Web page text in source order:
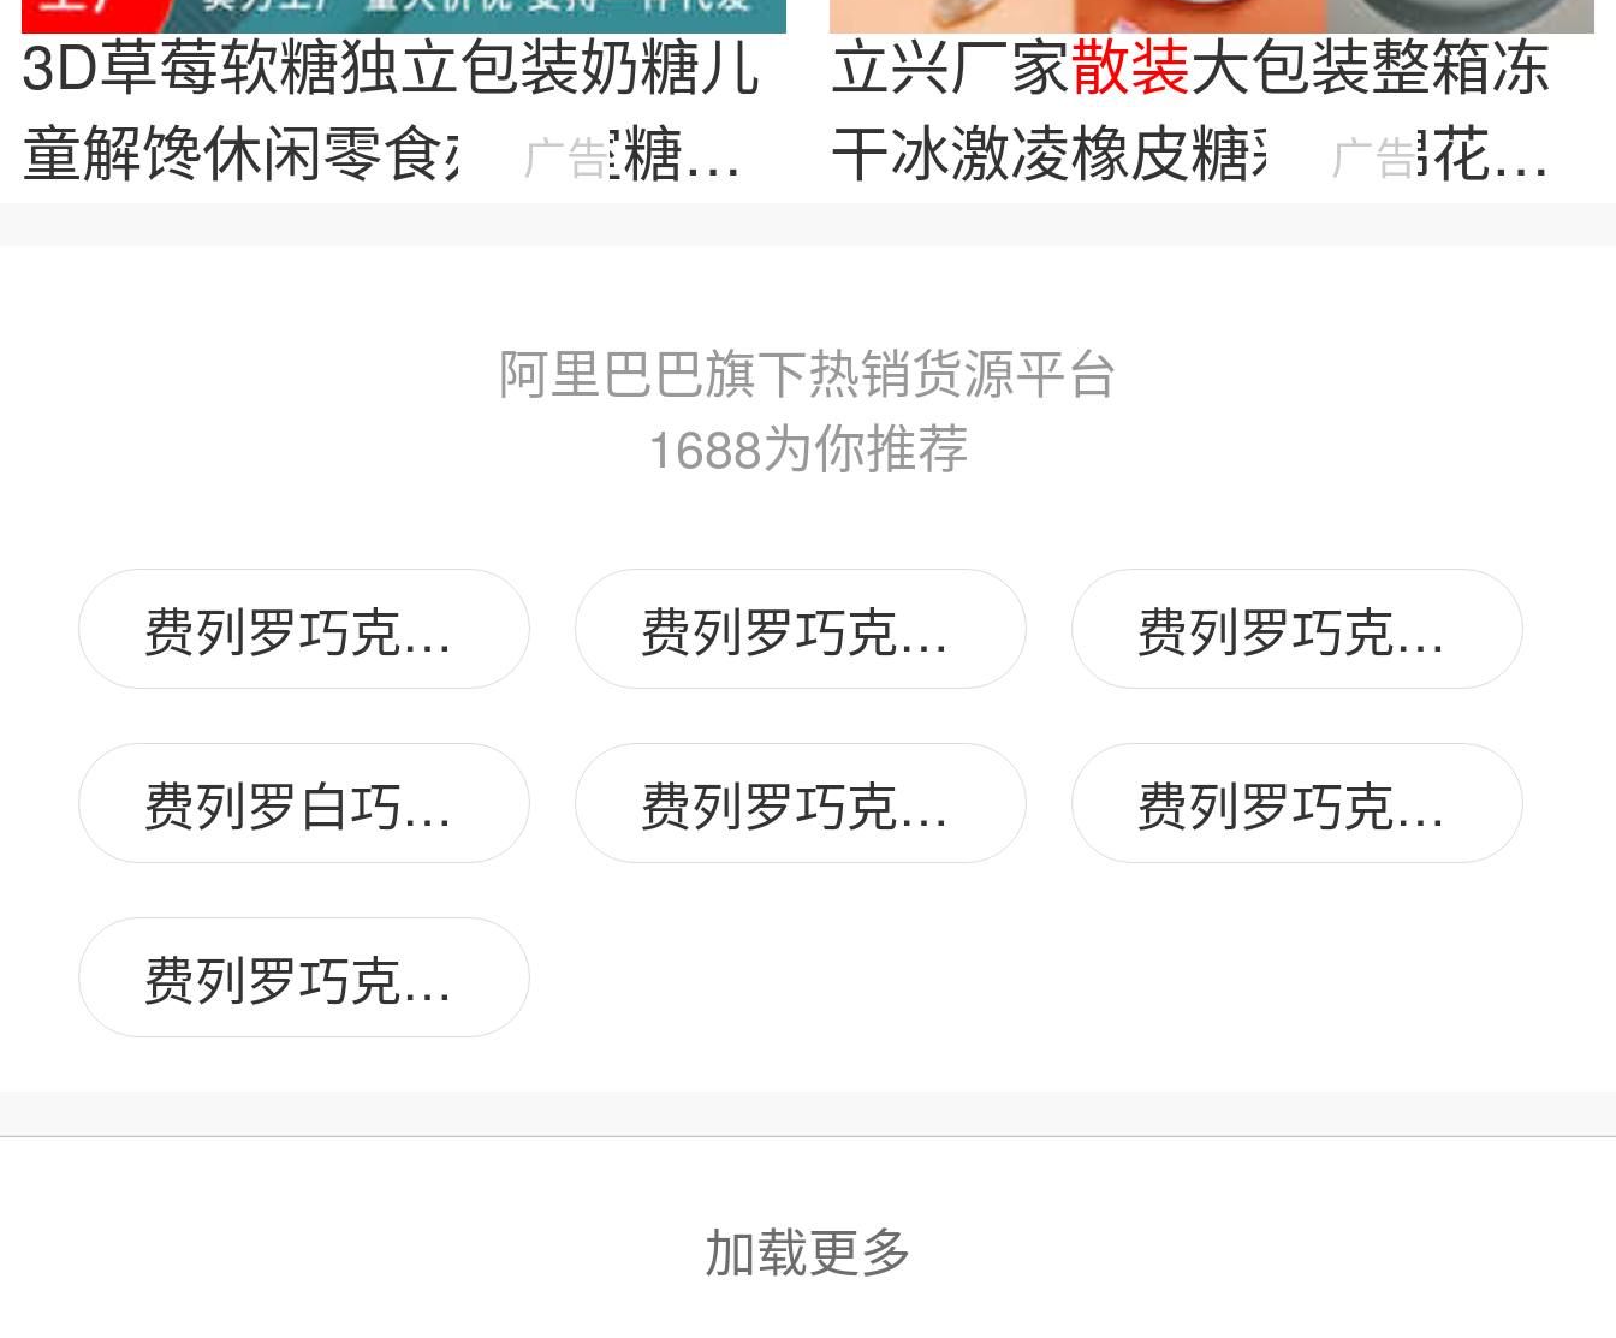
3D草莓软糖独立包装奶糖儿
童解馋休闲零食办公室糖果
广告
立兴厂家散装大包装整箱冻
干冰激凌橡皮糖彩虹棉花糖
广告
阿里巴巴旗下热销货源平台
1688为你推荐
费列罗巧克力盒装图片 费列罗巧克力t48图片 费列罗巧克力48粒图片
费列罗白巧克力图片 费列罗巧克力t24图片 费列罗巧克力t8图片
费列罗巧克力16粒图片
加载更多